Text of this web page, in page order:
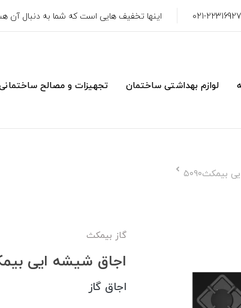
اینها تخفیف هایی است که شما به دنبال آن
لوازم بهداشتی ساختمان تجهیزات و مصالح
گاز بیمکث
اجاق شیشه ایی
اجاق گاز